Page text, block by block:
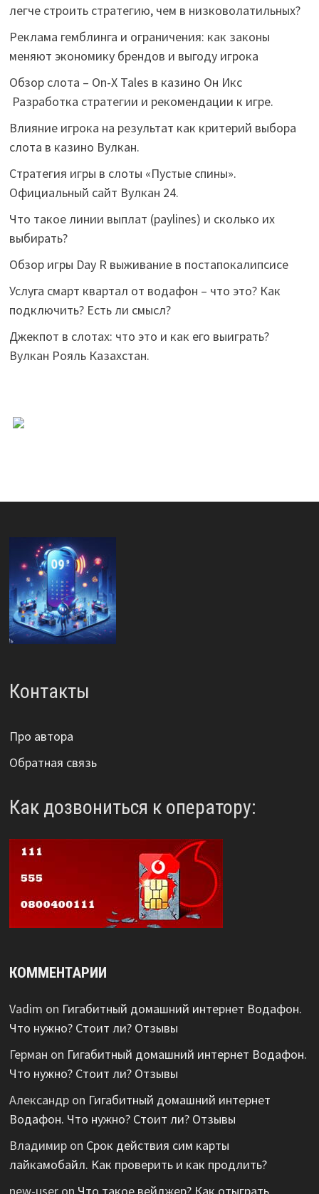
легче строить стратегию, чем в низковолатильных?
Реклама гемблинга и ограничения: как законы
меняют экономику брендов и выгоду игрока
Обзор слота – On-X Tales в казино Он Икс
Разработка стратегии и рекомендации к игре.
Влияние игрока на результат как критерий выбора
слота в казино Вулкан.
Стратегия игры в слоты «Пустые спины».
Официальный сайт Вулкан 24.
Что такое линии выплат (paylines) и сколько их
выбирать?
Обзор игры Day R выживание в постапокалипсисе
Услуга смарт квартал от водафон – что это? Как
подключить? Есть ли смысл?
Джекпот в слотах: что это и как его выиграть?
Вулкан Рояль Казахстан.
Контакты
Про автора
Обратная связь
Как дозвониться к оператору:
КОММЕНТАРИИ
Vadim on Гигабитный домашний интернет Водафон.
Что нужно? Стоит ли? Отзывы
Герман on Гигабитный домашний интернет Водафон.
Что нужно? Стоит ли? Отзывы
Александрon Гигабитный домашний интернет
Водафон. Что нужно? Стоит ли? Отзывы
Владимирon Срок действия сим карты
лайкамобайл. Как проверить и как продлить?
new-useron Что такое вейджер? Как отыграть